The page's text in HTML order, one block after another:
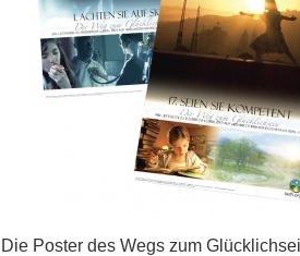
Die Poster des Wegs zum